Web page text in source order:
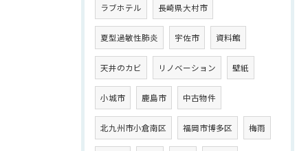
ラブホテル 長崎県大村市
夏型過敏性肺炎 宇佐市 資料館
天井のカビ リノベーション 壁紙
小城市 鹿島市 中古物件
北九州市小倉南区 福岡市博多区 梅雨